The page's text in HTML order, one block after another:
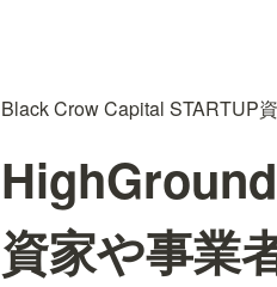
Black Crow Capital STARTUP
資家や事業